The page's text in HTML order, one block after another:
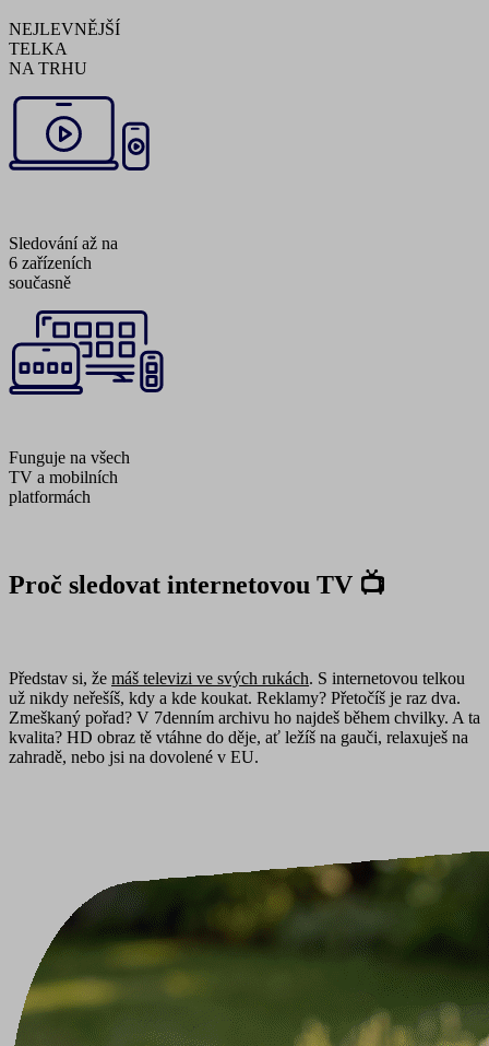
NEJLEVNĚJŠÍ
TELKA
NA TRHU
Sledování až na
6 zařízeních
současně
Funguje na všech
TV a mobilních
platformách
Proč sledovat internetovou TV 📺
Představ si, že máš televizi ve svých rukách. S internetovou telkou
už nikdy neřešíš, kdy a kde koukat. Reklamy? Přetočíš je raz dva.
Zmeškaný pořad? V 7denním archivu ho najdeš během chvilky. A ta
kvalita? HD obraz tě vtáhne do děje, ať ležíš na gauči, relaxuješ na
zahradě, nebo jsi na dovolené v EU.